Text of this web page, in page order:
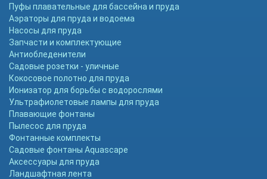
Пуфы плавательные для бассейна и пруда
Аэраторы для пруда и водоема
Насосы для пруда
Запчасти и комплектующие
Антиобледенители
Садовые розетки - уличные
Кокосовое полотно для пруда
Ионизатор для борьбы с водорослями
Ультрафиолетовые лампы для пруда
Плавающие фонтаны
Пылесос для пруда
Фонтанные комплекты
Садовые фонтаны Aquascape
Аксессуары для пруда
Ландшафтная лента